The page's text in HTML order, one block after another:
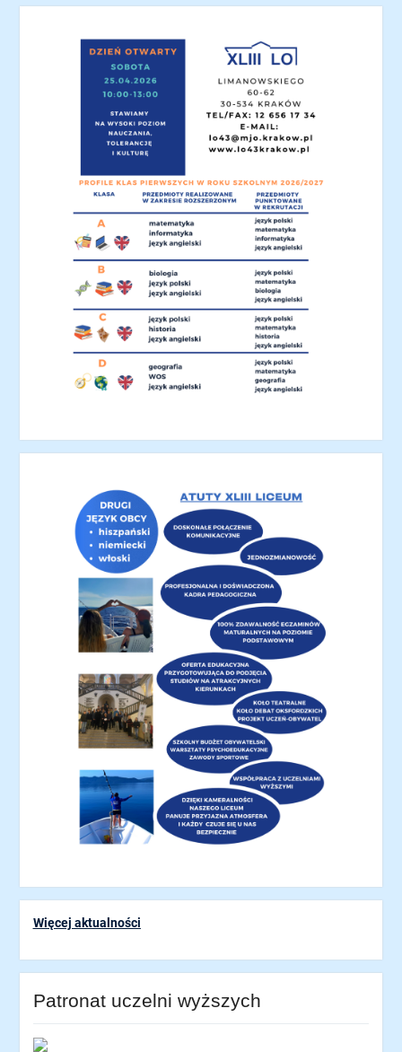
Więcej aktualności
Patronat uczelni wyższych